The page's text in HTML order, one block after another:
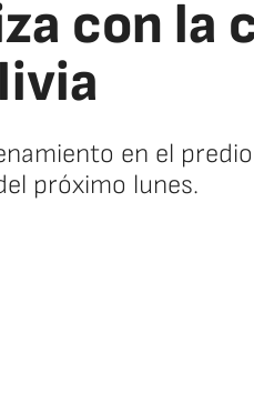
con la
en el
próximo lunes.